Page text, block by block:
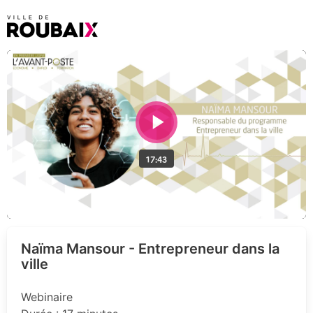
Naïma Mansour - Entrepreneur dans la
ville
Webinaire